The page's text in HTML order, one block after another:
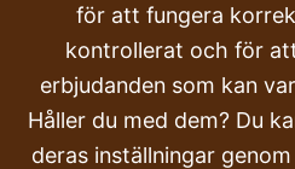
Klagomål
Transport och leverans
Beställa
för att fungera
kontrollerat och för
erbjudanden som kan
Håller du med dem? Du
deras inställningar